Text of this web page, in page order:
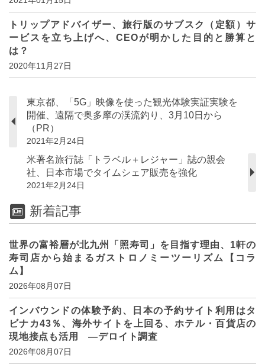
トリップアドバイザー、旅行版のサブスク（定額）サ
ービスを立ち上げへ、CEOが明かした目的と勝算と
は？
2020年11月27日
東京都、「5G」映像を使った観光体験実証実験を
開催、遠隔で奥多摩の渓流釣り、3月10日から
（PR）
2021年2月24日
米著名旅行誌「トラベル＋レジャー」誌の親会
社、日本市場でタイムシェア販売を強化
2021年2月24日
新着記事
世界の富裕層が北九州「照寿司」を目指す理由、1軒の
寿司店から始まるガストロノミーツーリズム【コラ
ム】
2026年08月07日
インバウンドの体験予約、日本の予約サイト利用はタ
ビナカ43％、海外サイトを上回る、ホテル・百貨店の
現地接点も活用 ―デロイト調査
2026年08月07日